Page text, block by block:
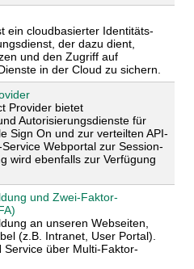
ein cloudbasierter Identitäts-
der dazu dient,
und den Zugriff auf
in der Cloud zu sichern.
Provider bietet
Autorisierungsdienste für
Sign On und zur verteilten API-
Webportal zur Session-
wird ebenfalls zur Verfügung
und Zwei-Faktor-
an unseren Webseiten,
(z.B. Intranet, User Portal).
Service über Multi-Faktor-